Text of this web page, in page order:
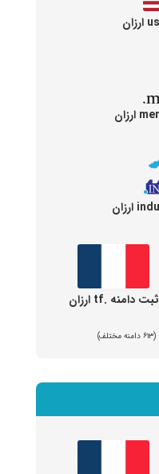
ثبت دامنه .tf ارزان
(۶۱۳ دامنه مختلف)